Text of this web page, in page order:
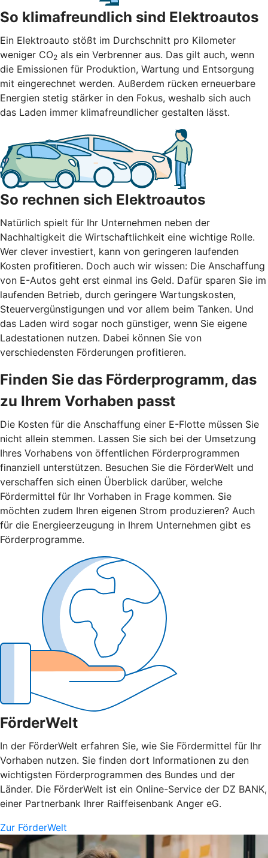
So klimafreundlich sind Elektroautos
Ein Elektroauto stößt im Durchschnitt pro Kilometer
weniger CO2 als ein Verbrenner aus. Das gilt auch, wenn
die Emissionen für Produktion, Wartung und Entsorgung
mit eingerechnet werden. Außerdem rücken erneuerbare
Energien stetig stärker in den Fokus, weshalb sich auch
das Laden immer klimafreundlicher gestalten lässt.
So rechnen sich Elektroautos
Natürlich spielt für Ihr Unternehmen neben der
Nachhaltigkeit die Wirtschaftlichkeit eine wichtige Rolle.
Wer clever investiert, kann von geringeren laufenden
Kosten profitieren. Doch auch wir wissen: Die Anschaffung
von E-Autos geht erst einmal ins Geld. Dafür sparen Sie im
laufenden Betrieb, durch geringere Wartungskosten,
Steuervergünstigungen und vor allem beim Tanken. Und
das Laden wird sogar noch günstiger, wenn Sie eigene
Ladestationen nutzen. Dabei können Sie von
verschiedensten Förderungen profitieren.
Finden Sie das Förderprogramm, das
zu Ihrem Vorhaben passt
Die Kosten für die Anschaffung einer E-Flotte müssen Sie
nicht allein stemmen. Lassen Sie sich bei der Umsetzung
Ihres Vorhabens von öffentlichen Förderprogrammen
finanziell unterstützen. Besuchen Sie die FörderWelt und
verschaffen sich einen Überblick darüber, welche
Fördermittel für Ihr Vorhaben in Frage kommen. Sie
möchten zudem Ihren eigenen Strom produzieren? Auch
für die Energieerzeugung in Ihrem Unternehmen gibt es
Förderprogramme.
FörderWelt
In der FörderWelt erfahren Sie, wie Sie Fördermittel für Ihr
Vorhaben nutzen. Sie finden dort Informationen zu den
wichtigsten Förderprogrammen des Bundes und der
Länder. Die FörderWelt ist ein Online-Service der DZ BANK,
einer Partnerbank Ihrer Raiffeisenbank Anger eG.
Zur FörderWelt